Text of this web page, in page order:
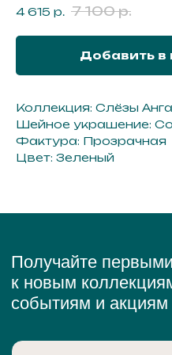
4 615 р. 7 100 р.
Добавить в
Коллекция: Слёзы
Шейное украшение:
Фактура: Прозрачная
Цвет: Зеленый
событиям и акциям
Серьги
Кольца
Каталог
ПОДПИСАТЬСЯ
политикой обработки персональных